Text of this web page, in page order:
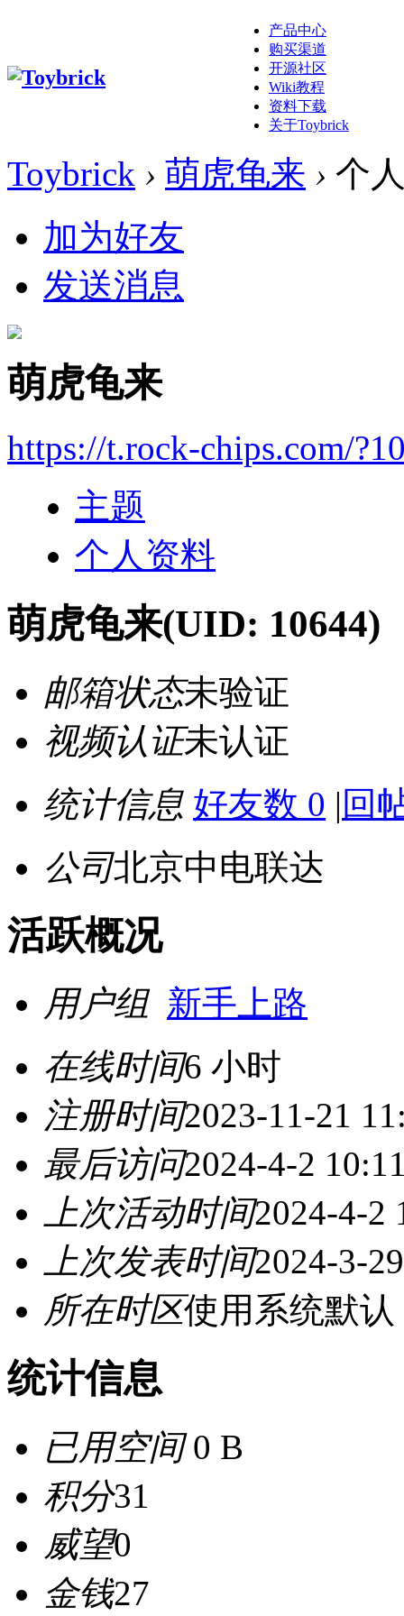
产品中心
购买渠道
开源社区
Wiki教程
资料下载
关于Toybrick
Toybrick › 萌虎龟来 › 个
加为好友
发送消息
萌虎龟来
https://t.rock-chips.com/
主题
个人资料
萌虎龟来(UID: 10644)
邮箱状态未验证
视频认证未认证
统计信息 好友数 0 | 回
公司北京中电联达
活跃概况
用户组 新手上路
在线时间6 小时
注册时间2023-11-21
最后访问2024-4-2
上次活动时间2024-4-2
上次发表时间2024-3-
所在时区使用系统默认
统计信息
已用空间0 B
积分31
威望0
金钱27